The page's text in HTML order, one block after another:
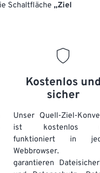
Schaltfläche „Ziel
Kostenlos und
sicher
Unser Quell-Ziel-
ist kostenlos
funktioniert in
Webbrowser.
garantieren